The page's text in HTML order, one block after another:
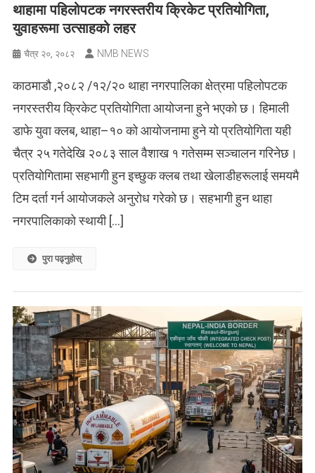
थाहामा पहिलोपटक नगरस्तरीय क्रिकेट प्रतियोगिता,
युवाहरूमा उत्साहको लहर
चैत्र २०, २०८२ NMB NEWS
काठमाडौ ,२०८२ /१२/२० थाहा नगरपालिका क्षेत्रमा पहिलोपटक
नगरस्तरीय क्रिकेट प्रतियोगिता आयोजना हुने भएको छ। हिमाली
डाफे युवा क्लब, थाहा–१० को आयोजनामा हुने यो प्रतियोगिता यही
चैत्र २५ गतेदेखि २०८३ साल वैशाख १ गतेसम्म सञ्चालन गरिनेछ।
प्रतियोगितामा सहभागी हुन इच्छुक क्लब तथा खेलाडीहरूलाई समयमै
टिम दर्ता गर्न आयोजकले अनुरोध गरेको छ। सहभागी हुन थाहा
नगरपालिकाको स्थायी […]
पुरा पढ्नुहोस्